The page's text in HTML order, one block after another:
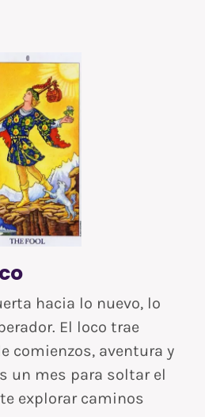
hacia lo nuevo, lo
El loco trae
comienzos, aventura y
un mes para soltar el
explorar caminos